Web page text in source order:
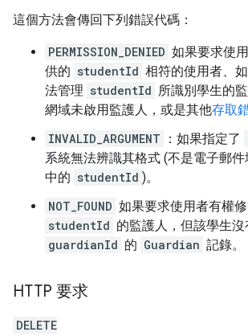
這個方法會傳回下列錯誤代碼：
PERMISSION_DENIED 如果要求使
供的 studentId 相符的使用者、
法管理 studentId 所識別學生的
網域未啟用監護人，或是其他存取
INVALID_ARGUMENT
：如果指定了
系統無法辨識其格式 (不是電子郵
中的 studentId )。
NOT_FOUND 如果要求使用者有權
studentId 的監護人，但該學生
guardianId 的 Guardian 記錄。
HTTP 要求
DELETE